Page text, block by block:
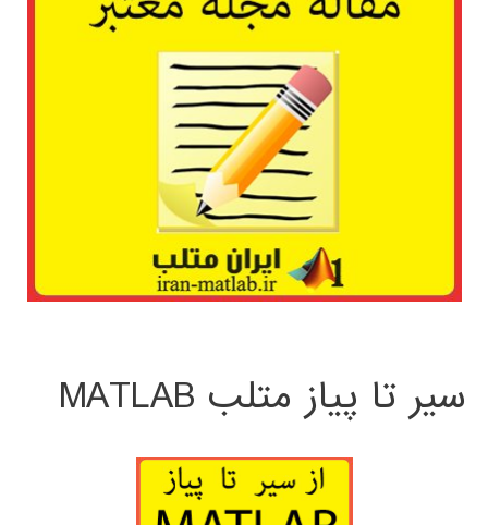
سیر تا پیاز متلب MATLAB